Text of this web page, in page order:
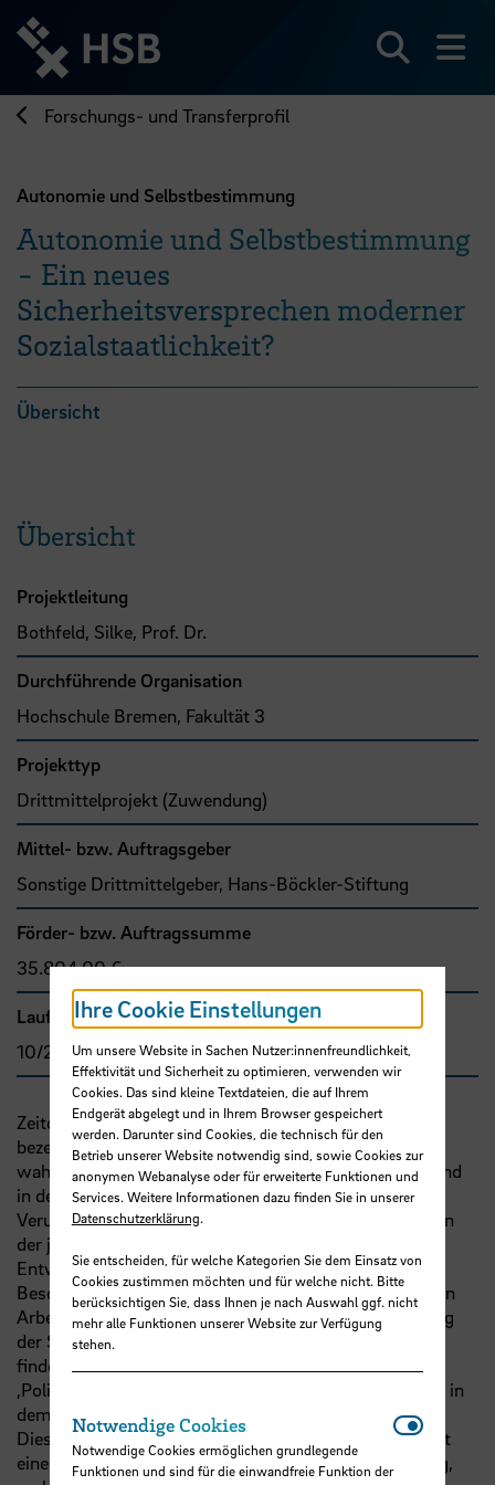
zum
Seiteninhalt
springen
Forschungs- und Transferprofil
Autonomie und Selbstbestimmung
Autonomie und Selbstbestimmung
- Ein neues
Sicherheitsversprechen moderner
Sozialstaatlichkeit?
Übersicht
Übersicht
Projektleitung
Bothfeld, Silke, Prof. Dr.
Durchführende Organisation
Hochschule Bremen, Fakultät 3
Projekttyp
Drittmittelprojekt (Zuwendung)
Mittel- bzw. Auftragsgeber
Sonstige Drittmittelgeber, Hans-Böckler-Stiftung
Förder- bzw. Auftragssumme
35.804,00 €
Laufzeit
10/2018 - 12/2024
Zeitdiagnostische sozialwissenschaftliche Studien
bezeugen eine Zunahme der objektiven und der
wahrgenommenen sozialen Unsicherheit in Deutschland
in den vergangenen 25 Jahren. Die wachsende
Verunsicherung der Menschen resultiert aus den Folgen
der jüngeren sozial- und arbeitsmarktpolitischen
Entwicklungen, dem Zuwachs von prekärer
Beschäftigung und Niedriglöhnen, der Verfestigung von
Arbeitslosigkeit und Armutslagen und der Schwächung
der Statussicherung in den Sozialversicherungen. Sie
findet ihren Ausdruck in einer diffusen
‚Politikverdrossenheit‘, sinkender Wahlbeteiligung und in
dem Mehrheitsverlust der zwei großen Volksparteien.
Diese sinkende Solidaritätsbereitschaft geht einher mit
einem wachsenden Bedürfnis nach Selbstbestimmung,
Ihre Cookie Einstellungen
Um unsere Website in Sachen Nutzer:innenfreundlichkeit,
Effektivität und Sicherheit zu optimieren, verwenden wir
Cookies. Das sind kleine Textdateien, die auf Ihrem
Endgerät abgelegt und in Ihrem Browser gespeichert
werden. Darunter sind Cookies, die technisch für den
Betrieb unserer Website notwendig sind, sowie Cookies zur
anonymen Webanalyse oder für erweiterte Funktionen und
Services. Weitere Informationen dazu finden Sie in unserer
Datenschutzerklärung.
Sie entscheiden, für welche Kategorien Sie dem Einsatz von
Cookies zustimmen möchten und für welche nicht. Bitte
berücksichtigen Sie, dass Ihnen je nach Auswahl ggf. nicht
mehr alle Funktionen unserer Website zur Verfügung
stehen.
Notwendige Cookies
Notwendige Cookies ermöglichen grundlegende
Funktionen und sind für die einwandfreie Funktion der